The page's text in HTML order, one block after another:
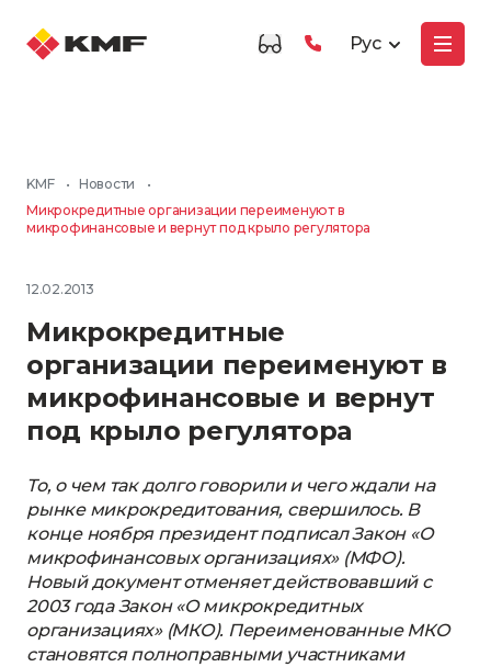
Рус
KMF • Новости
•
Микрокредитные организации переименуют в
микрофинансовые и вернут под крыло регулятора
12.02.2013
Микрокредитные
организации переименуют в
микрофинансовые и вернут
под крыло регулятора
То, о чем так долго говорили и чего ждали на
рынке микрокредитования, свершилось. В
конце ноября президент подписал Закон «О
микрофинансовых организациях» (МФО).
Новый документ отменяет действовавший с
2003 года Закон «О микрокредитных
организациях» (МКО). Переименованные МКО
становятся полноправными участниками